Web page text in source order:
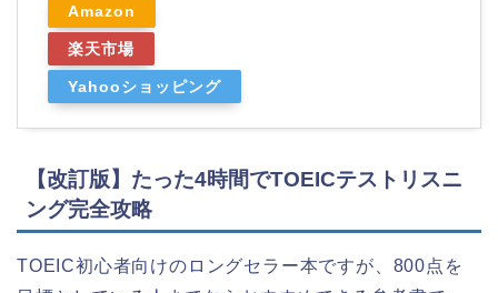
Amazon
楽天市場
Yahooショッピング
【改訂版】たった4時間でTOEICテストリスニ
ング完全攻略
TOEIC初心者向けのロングセラー本ですが、800点を